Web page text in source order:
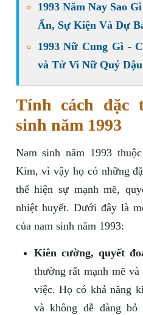
1993 Năm Nay Sao
Ẩn, Sự Kiện Và Dự
1993 Nữ Cung Gì -
và Tử Vi Nữ Quý Dậu
Tính cách đặc
sinh năm 1993
Nam sinh năm 1993
Kim, vì vậy họ có những
thể hiện sự mạnh mẽ,
nhiệt huyết. Dưới đây là
của nam sinh năm 1993:
Kiên cường, quyết
thường rất mạnh mẽ
việc. Họ có khả năng
và không dễ dàng